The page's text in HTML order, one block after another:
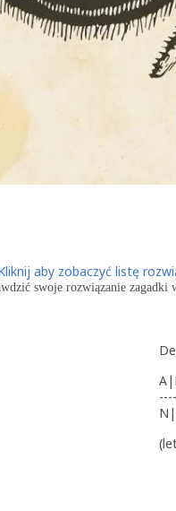
swoje rozwiązanie zagadki